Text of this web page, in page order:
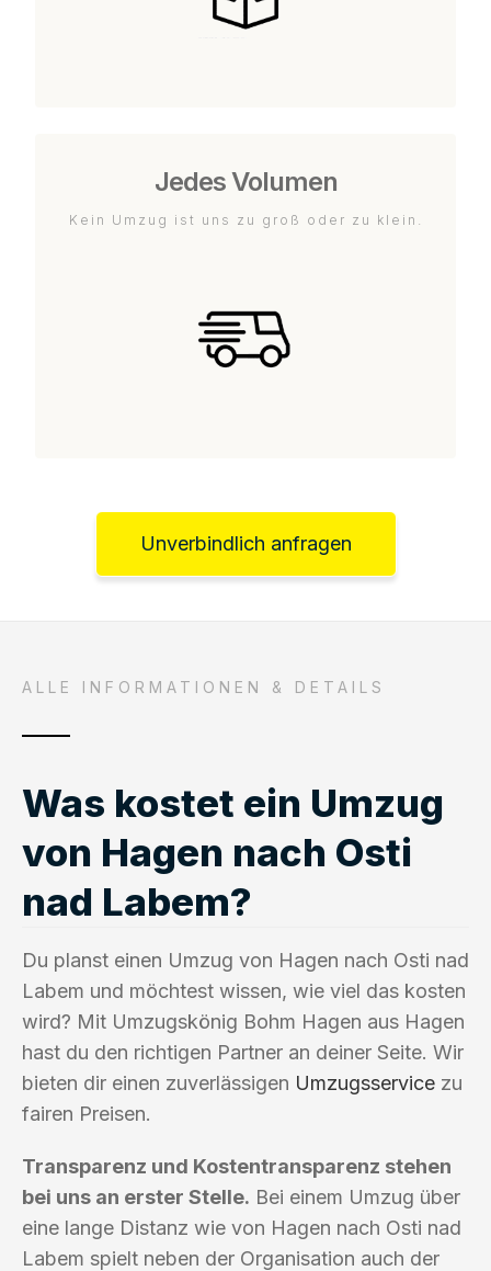
Jedes Volumen
Kein Umzug ist uns zu groß oder zu klein.
Unverbindlich anfragen
ALLE INFORMATIONEN & DETAILS
Was kostet ein Umzug
von Hagen nach Osti
nad Labem?
Du planst einen Umzug von Hagen nach Osti nad
Labem und möchtest wissen, wie viel das kosten
wird? Mit Umzugskönig Bohm Hagen aus Hagen
hast du den richtigen Partner an deiner Seite. Wir
bieten dir einen zuverlässigen Umzugsservice zu
fairen Preisen.
Transparenz und Kostentransparenz stehen
bei uns an erster Stelle. Bei einem Umzug über
eine lange Distanz wie von Hagen nach Osti nad
Labem spielt neben der Organisation auch der